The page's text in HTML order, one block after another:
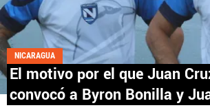
QUIENES SOMOS STAFF | CONTACTO
Términos y Condiciones
Políticas de
Política Editorial
Ad Choices
NICARAGUA
El motivo por el que Juan
convocó a Byron Bonilla y